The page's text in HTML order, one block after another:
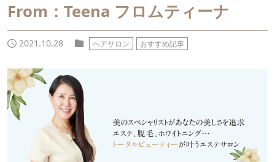
From：Teena フロムティーナ
2021.10.28 ヘアサロン おすすめ記事